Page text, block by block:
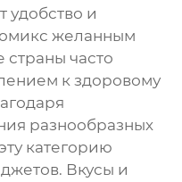
и
желанным
часто
к здоровому
разнообразных
категорию
Вкусы и